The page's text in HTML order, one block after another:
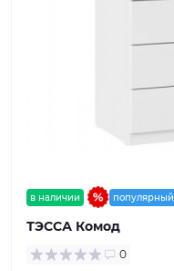
в наличии популярный
ТЭССА Комод
0